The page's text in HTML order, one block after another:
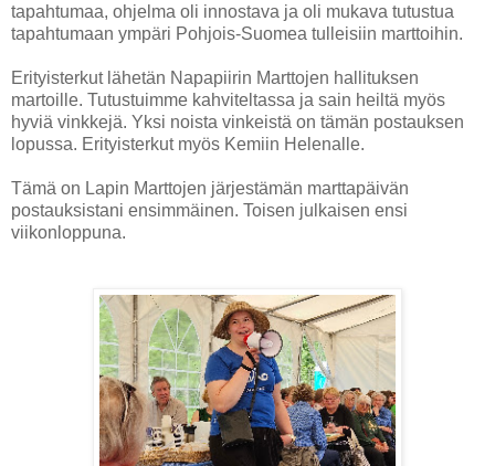
tapahtumaa, ohjelma oli innostava ja oli mukava tutustua
tapahtumaan ympäri Pohjois-Suomea tulleisiin marttoihin.
Erityisterkut lähetän Napapiirin Marttojen hallituksen
martoille. Tutustuimme kahviteltassa ja sain heiltä myös
hyviä vinkkejä. Yksi noista vinkeistä on tämän postauksen
lopussa. Erityisterkut myös Kemiin Helenalle.
Tämä on Lapin Marttojen järjestämän marttapäivän
postauksistani ensimmäinen. Toisen julkaisen ensi
viikonloppuna.